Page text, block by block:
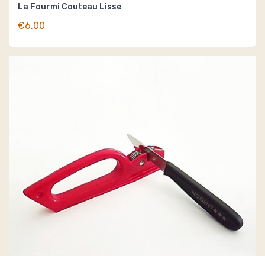
La Fourmi Couteau Lisse
€6.00